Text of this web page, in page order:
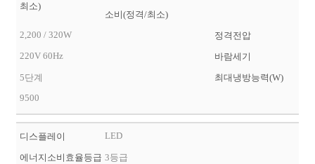
최소)
소비(정격/최소)
2,200 / 320W
정격전압
220V 60Hz
바람세기
5단계
최대냉방능력(W)
9500
디스플레이 LED
에너지소비효율등급 3등급